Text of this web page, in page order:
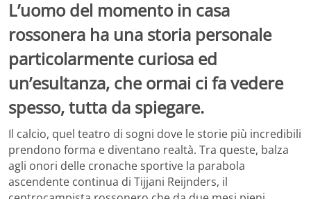
L’uomo del momento in casa
rossonera ha una storia personale
particolarmente curiosa ed
un’esultanza, che ormai ci fa vedere
spesso, tutta da spiegare.
Il calcio, quel teatro di sogni dove le storie più incredibili
prendono forma e diventano realtà. Tra queste, balza
agli onori delle cronache sportive la parabola
ascendente continua di Tijjani Reijnders, il